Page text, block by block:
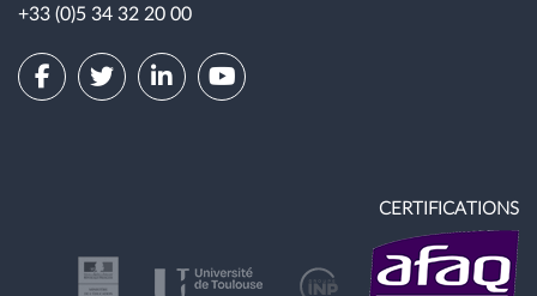
+33 (0)5 34 32 20 00
CERTIFICATIONS